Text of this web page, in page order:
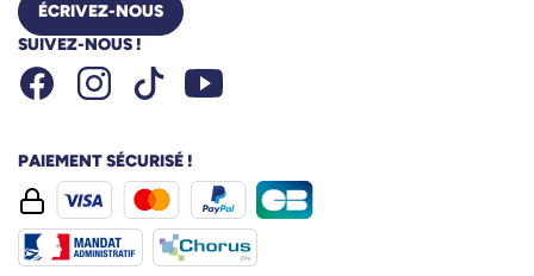
ÉCRIVEZ-NOUS
SUIVEZ-NOUS !
FacebookInstagramTiktok Youtube
PAIEMENT SÉCURISÉ !